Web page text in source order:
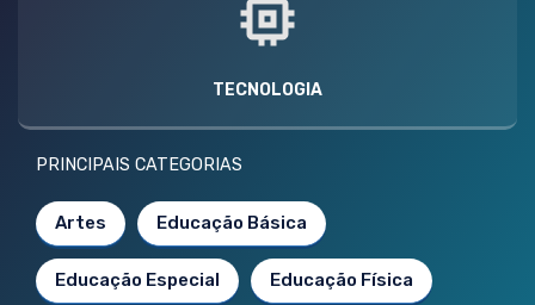
TECNOLOGIA
PRINCIPAIS CATEGORIAS
Artes Educação Básica
Educação Especial Educação Física